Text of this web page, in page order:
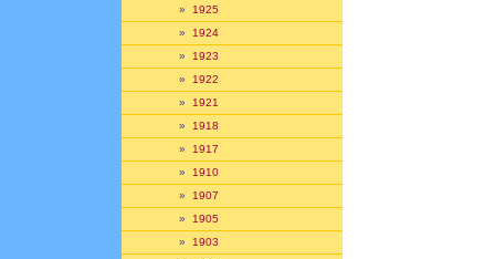
» 1925
» 1924
» 1923
» 1922
» 1921
» 1918
» 1917
» 1910
» 1907
» 1905
» 1903